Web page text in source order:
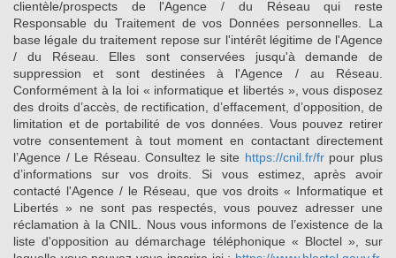
clientèle/prospects de l'Agence / du Réseau qui reste
Responsable du Traitement de vos Données personnelles. La
base légale du traitement repose sur l'intérêt légitime de l'Agence
/ du Réseau. Elles sont conservées jusqu'à demande de
suppression et sont destinées à l'Agence / au Réseau.
Conformément à la loi « informatique et libertés », vous disposez
des droits d’accès, de rectification, d’effacement, d’opposition, de
limitation et de portabilité de vos données. Vous pouvez retirer
votre consentement à tout moment en contactant directement
l’Agence / Le Réseau. Consultez le site https://cnil.fr/frpour plus
d’informations sur vos droits. Si vous estimez, après avoir
contacté l'Agence / le Réseau, que vos droits « Informatique et
Libertés » ne sont pas respectés, vous pouvez adresser une
réclamation à la CNIL. Nous vous informons de l’existence de la
liste d'opposition au démarchage téléphonique « Bloctel », sur